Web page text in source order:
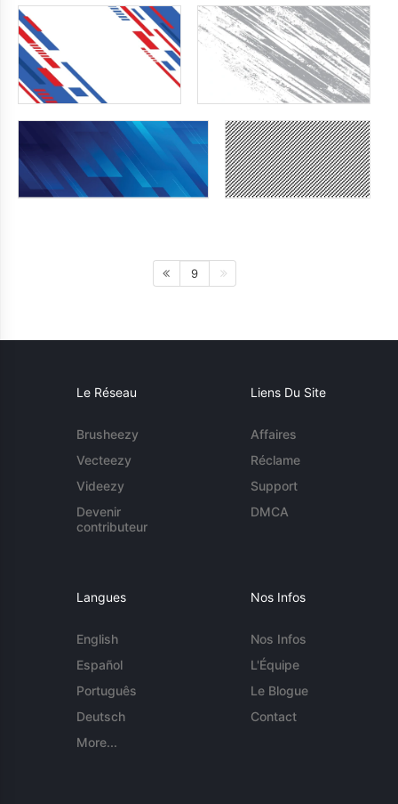
9
Le Réseau
Brusheezy
Vecteezy
Videezy
Devenir
contributeur
Liens Du Site
Affaires
Réclame
Support
DMCA
Langues
English
Español
Português
Deutsch
More...
Nos Infos
Nos Infos
L'Équipe
Le Blogue
Contact